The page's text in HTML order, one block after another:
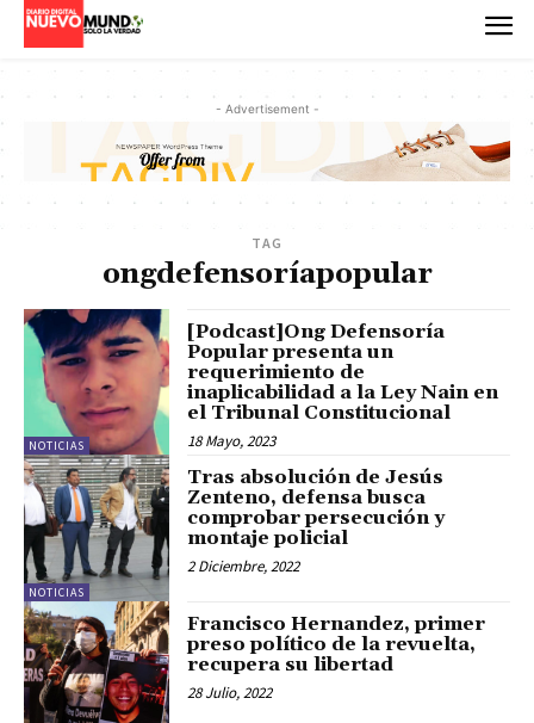
- Advertisement -
TAG
ongdefensoríapopular
NOTICIAS
[Podcast]Ong Defensoría
Popular presenta un
requerimiento de
inaplicabilidad a la Ley Nain en
el Tribunal Constitucional
18 Mayo, 2023
NOTICIAS
Tras absolución de Jesús
Zenteno, defensa busca
comprobar persecución y
montaje policial
2 Diciembre, 2022
Francisco Hernandez, primer
preso político de la revuelta,
recupera su libertad
28 Julio, 2022